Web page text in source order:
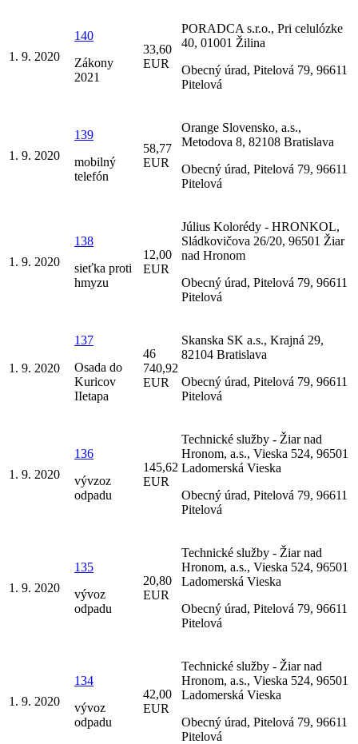
1. 9. 2020
140
Zákony
2021
33,60
EUR
PORADCA s.r.o., Pri celulózke
40, 01001 Žilina
Obecný úrad, Pitelová 79, 96611
Pitelová
1. 9. 2020
139
mobilný
telefón
58,77
EUR
Orange Slovensko, a.s.,
Metodova 8, 82108 Bratislava
Obecný úrad, Pitelová 79, 96611
Pitelová
1. 9. 2020
138
sieťka proti
hmyzu
12,00
EUR
Július Kolorédy - HRONKOL,
Sládkovičova 26/20, 96501 Žiar
nad Hronom
Obecný úrad, Pitelová 79, 96611
Pitelová
1. 9. 2020
137
Osada do
Kuricov
IIetapa
46
740,92
EUR
Skanska SK a.s., Krajná 29,
82104 Bratislava
Obecný úrad, Pitelová 79, 96611
Pitelová
1. 9. 2020
136
vývzoz
odpadu
145,62
EUR
Technické služby - Žiar nad
Hronom, a.s., Vieska 524, 96501
Ladomerská Vieska
Obecný úrad, Pitelová 79, 96611
Pitelová
1. 9. 2020
135
vývoz
odpadu
20,80
EUR
Technické služby - Žiar nad
Hronom, a.s., Vieska 524, 96501
Ladomerská Vieska
Obecný úrad, Pitelová 79, 96611
Pitelová
1. 9. 2020
134
vývoz
odpadu
42,00
EUR
Technické služby - Žiar nad
Hronom, a.s., Vieska 524, 96501
Ladomerská Vieska
Obecný úrad, Pitelová 79, 96611
Pitelová